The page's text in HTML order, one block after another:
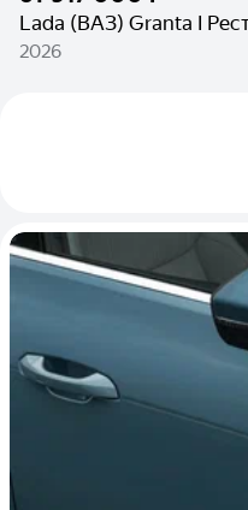
Lada (ВАЗ) Granta I
2026